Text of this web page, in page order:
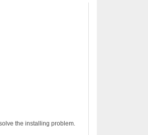
the installing problem.